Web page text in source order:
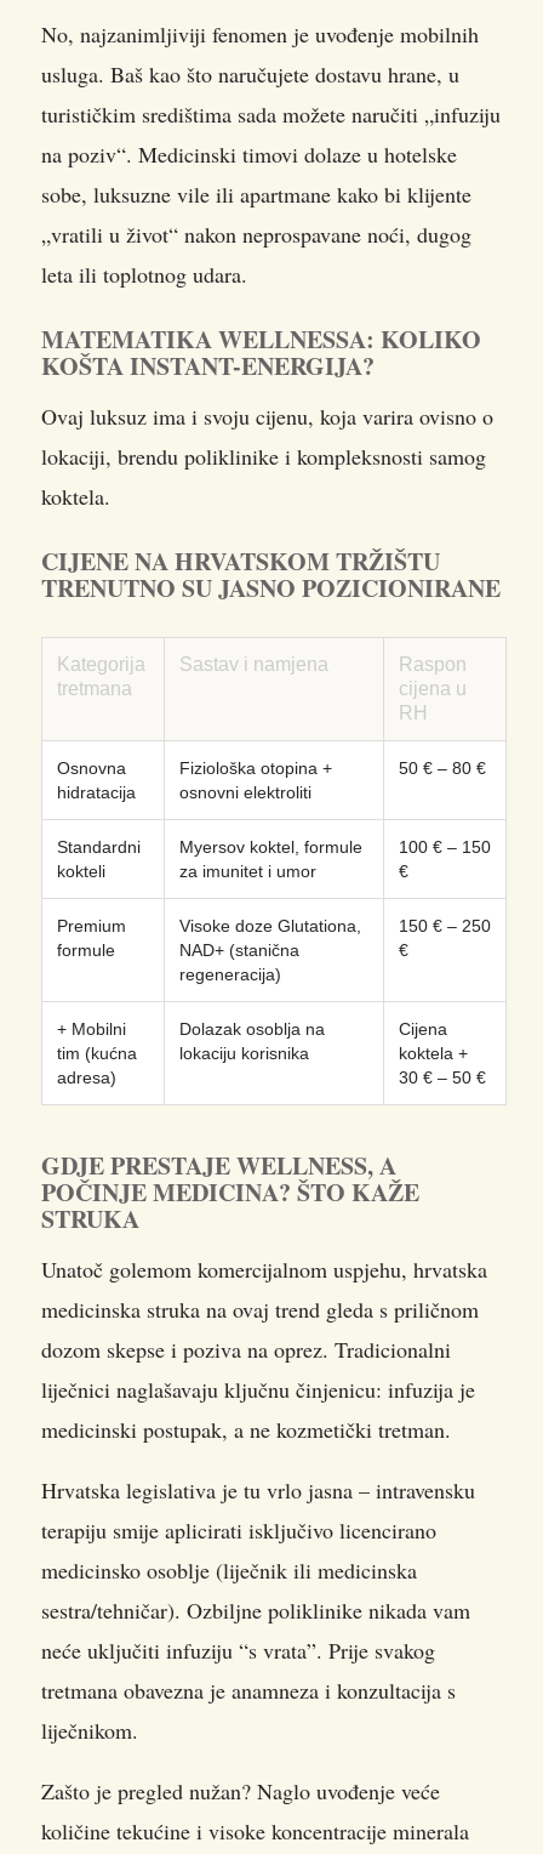
No, najzanimljiviji fenomen je uvođenje mobilnih
usluga. Baš kao što naručujete dostavu hrane, u
turističkim središtima sada možete naručiti „infuziju
na poziv“. Medicinski timovi dolaze u hotelske
sobe, luksuzne vile ili apartmane kako bi klijente
„vratili u život“ nakon neprospavane noći, dugog
leta ili toplotnog udara.
MATEMATIKA WELLNESSA: KOLIKO
KOŠTA INSTANT-ENERGIJA?
Ovaj luksuz ima i svoju cijenu, koja varira ovisno o
lokaciji, brendu poliklinike i kompleksnosti samog
koktela.
CIJENE NA HRVATSKOM TRŽIŠTU
TRENUTNO SU JASNO POZICIONIRANE
Kategorija
tretmana
Sastav i namjena
Raspon
cijena u
RH
Osnovna
hidratacija
Fiziološka otopina +
osnovni elektroliti
50 € – 80 €
Standardni
kokteli
Myersov koktel, formule
za imunitet i umor
100 € – 150
€
Premium
formule
Visoke doze Glutationa,
NAD+ (stanična
regeneracija)
150 € – 250
€
+ Mobilni
tim (kućna
adresa)
Dolazak osoblja na
lokaciju korisnika
Cijena
koktela +
30 € – 50 €
GDJE PRESTAJE WELLNESS, A
POČINJE MEDICINA? ŠTO KAŽE
STRUKA
Unatoč golemom komercijalnom uspjehu, hrvatska
medicinska struka na ovaj trend gleda s priličnom
dozom skepse i poziva na oprez. Tradicionalni
liječnici naglašavaju ključnu činjenicu: infuzija je
medicinski postupak, a ne kozmetički tretman.
Hrvatska legislativa je tu vrlo jasna – intravensku
terapiju smije aplicirati isključivo licencirano
medicinsko osoblje (liječnik ili medicinska
sestra/tehničar). Ozbiljne poliklinike nikada vam
neće uključiti infuziju “s vrata”. Prije svakog
tretmana obavezna je anamneza i konzultacija s
liječnikom.
Zašto je pregled nužan? Naglo uvođenje veće
količine tekućine i visoke koncentracije minerala